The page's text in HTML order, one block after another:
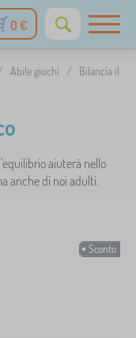
0 €
Abile giochi /
Bilancia il
aiuterà nello
anche di noi adulti.
Sconto